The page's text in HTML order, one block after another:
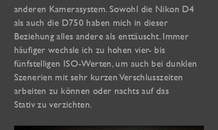
anderen Kamerasystem. Sowohl die Nikon D4
als auch die D750 haben mich in dieser
Beziehung alles andere als enttäuscht. Immer
häufiger wechsle ich zu hohen vier- bis
fünfstelligen ISO-Werten, um auch bei dunklen
Szenerien mit sehr kurzen Verschlusszeiten
arbeiten zu können oder nachts auf das
Stativ zu verzichten.